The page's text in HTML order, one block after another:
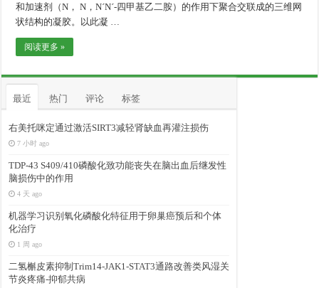
和加速剂（N， N，NˊNˊ-四甲基乙二胺）的作用下聚合交联成的三维网
状结构的凝胶。以此凝 …
阅读更多 »
最近 热门 评论 标签
右美托咪定通过激活SIRT3减轻肾缺血再灌注损伤
7 小时 ago
TDP-43 S409/410磷酸化致功能丧失在脑出血后继发性
脑损伤中的作用
4 天 ago
机器学习识别氧化磷酸化特征用于卵巢癌预后和个体
化治疗
1 周 ago
二氢槲皮素抑制Trim14-JAK1-STAT3通路改善类风湿关
节炎疼痛-抑郁共病